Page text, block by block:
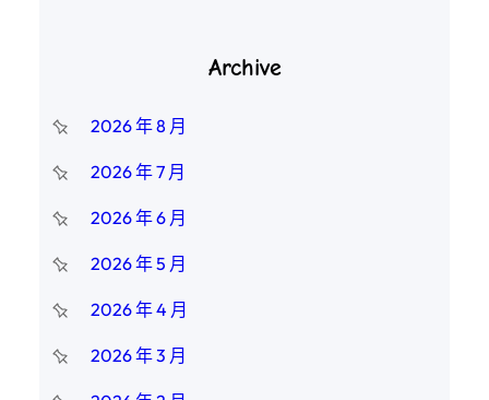
Archive
2026 年 8 月
2026 年 7 月
2026 年 6 月
2026 年 5 月
2026 年 4 月
2026 年 3 月